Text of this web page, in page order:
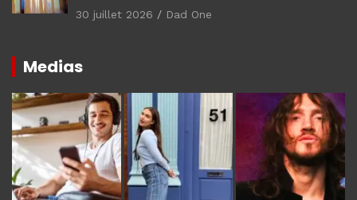
30 juillet 2026 Dad One
Medias